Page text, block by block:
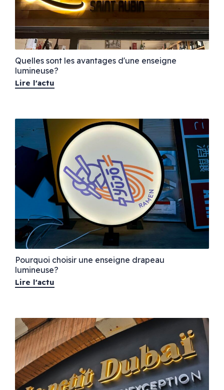
Quelles sont les avantages d'une enseigne
lumineuse?
Lire l'actu
Pourquoi choisir une enseigne drapeau
lumineuse?
Lire l'actu